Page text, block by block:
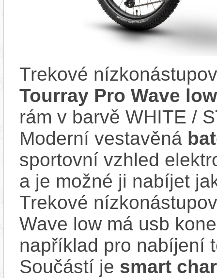
Trekové
Tourray Pro Wave
rám v barvě WHITE /
Moderní vestavěná
sportovní vzhled
a je možné ji nabíjet
Trekové
Wave low má usb
například pro nabíjení
Součástí je smart